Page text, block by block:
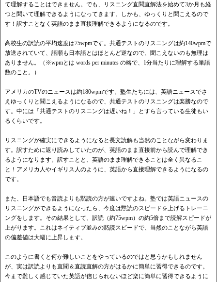
て理解することはできません。でも、リスニング直聞直解法を始めて3か月も経
つと聞いて理解できるようになってきます。しかも、ゆっくりと聞こえるので
す！訳すことなく英語のまま直接理解できるようになるのです。
高校生の訳読の平均速度は75wpmです。共通テストのリスニングは約140wpmで
放送されていて、語順も日本語とはほとんど逆なので、聞こえないのも無理は
ありません。（※wpmとは words per minutes の略で、1分当たりに理解する単語
数のこと。）
アメリカのTVのニュースは約180wpmです。塾生たちには、英語ニュースでさ
えゆっくりと聞こえるようになるので、共通テストのリスニングは楽勝なので
す。中には「共通テストのリスニングは遅いね！」とすら言っている生徒もい
るくらいです。
リスニングが確実にできるようになると長文読解も当然のことながら変わりま
す。訳すために返り読みしていたのが、英語のまま直接前から読んで理解でき
るようになります。訳すことと、英語のまま理解できることは全く異なるこ
と！アメリカ人やイギリス人のように、英語から直接理解できるようになるの
です。
また、日本語でも音読よりも黙読の方が速いですよね。塾では英語ニュースの
リスニングができるようになったら、今度は黙読のスピードを上げるトレーニ
ングをします。その結果として、訳読（約75wpm）の約5倍まで読解スピードが
上がります。これはネイティブ並みの黙読スピードで、当然のことながら英語
の偏差値は大幅に上昇します。
このように書くと何か難しいことをやっているのではと思うかもしれません
が、実は訳読よりも直聞＆直読直解の方がはるかに簡単に習得できるのです。
今まで難しく感じていた英語が信じられないほど楽に簡単に習得できるように